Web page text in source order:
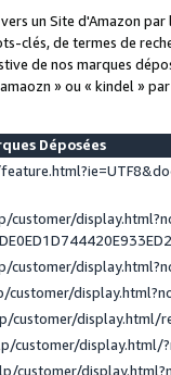
un Site d'Amazon
clés, de termes de
de nos marques
» ou « kindel »
Déposées
customer/display.html/
customer/display.html/
customer/